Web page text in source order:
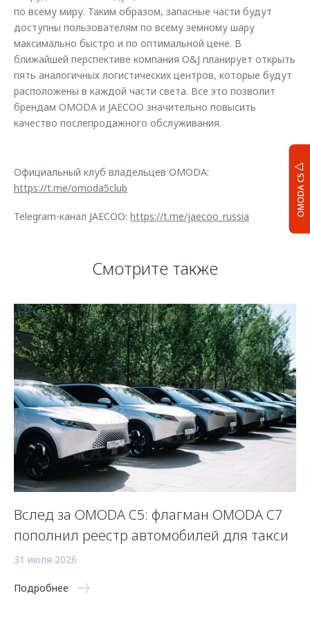
OMODA C5
по всему миру. Таким образом, запасные части будут
доступны пользователям по всему земному шару
максимально быстро и по оптимальной цене. В
ближайшей перспективе компания O&J планирует открыть
пять аналогичных логистических центров, которые будут
расположены в каждой части света. Все это позволит
брендам OMODA и JAECOO значительно повысить
качество послепродажного обслуживания.
Официальный клуб владельцев OMODA:
https://t.me/omoda5club
Telegram-канал JAECOO: https://t.me/jaecoo_russia
Смотрите также
Вслед за OMODA C5: флагман OMODA C7
пополнил реестр автомобилей для такси
31 июля 2026
Подробнее